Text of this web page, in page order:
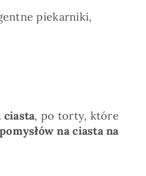
piekarniki,
ciasta, po torty, które
pomysłów na ciasta na